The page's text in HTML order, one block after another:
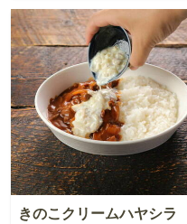
きのこクリームハヤシラ